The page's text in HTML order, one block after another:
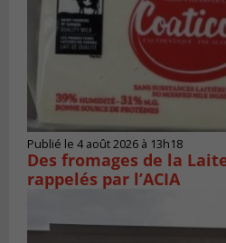
Publié le 4 août 2026 à 13h18
Des fromages de la
rappelés par l’ACIA